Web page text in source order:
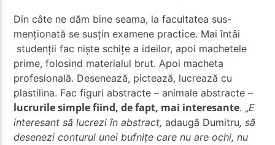
Din câte ne dăm bine seama, la facultatea sus-
menționată se susțin examene practice. Mai întâi
studenții fac niște schițe a ideilor, apoi machetele
prime, folosind materialul brut. Apoi macheta
profesională. Desenează, pictează, lucrează cu
plastilina. Fac figuri abstracte – animale abstracte –
lucrurile simple fiind, de fapt, mai interesante. „E
interesant să lucrezi în abstract,adaugă Dumitru, să
desenezi conturul unei bufnițe care nu are ochi, nu